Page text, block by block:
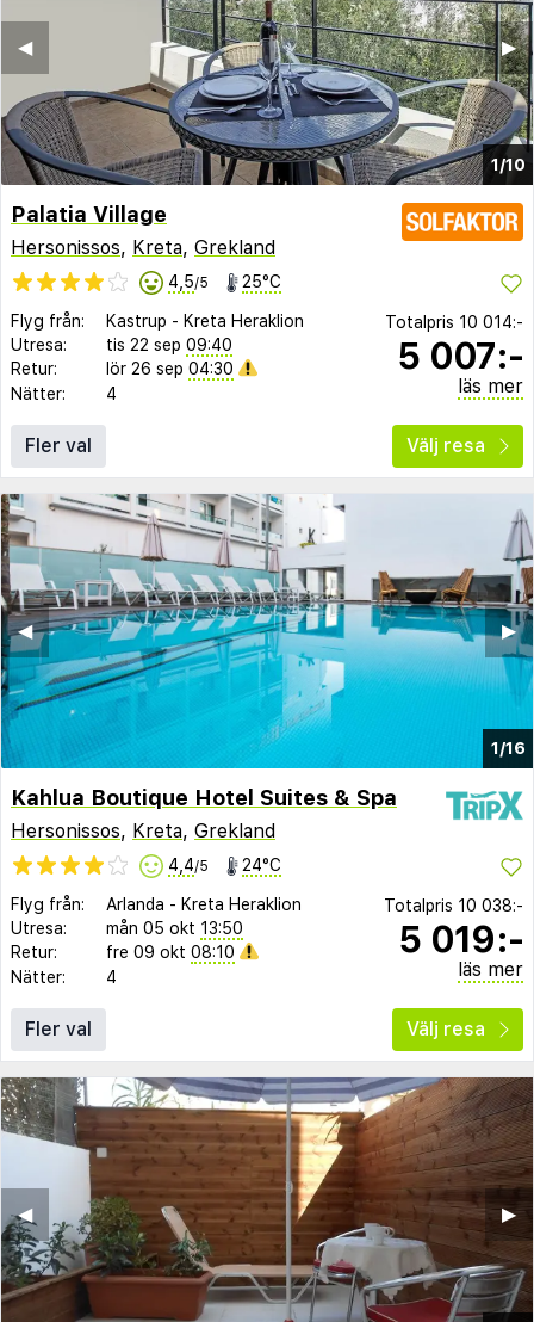
1/10
▶︎
◀︎
Palatia Village
Hersonissos, Kreta, Grekland
4,5/5 25°C
Flyg från: Kastrup - Kreta Heraklion
Utresa:
tis 22 sep 09:40
Retur:
lör 26 sep 04:30
Nätter:
4
Totalpris 10 014:-
5 007:-
läs mer
Fler val Välj resa
1/16
▶︎
◀︎
Kahlua Boutique Hotel Suites & Spa
Hersonissos, Kreta, Grekland
4,4/5 24°C
Flyg från: Arlanda - Kreta Heraklion
Utresa:
mån 05 okt 13:50
Retur:
fre 09 okt 08:10
Nätter:
4
Totalpris 10 038:-
5 019:-
läs mer
Fler val Välj resa
▶︎
◀︎